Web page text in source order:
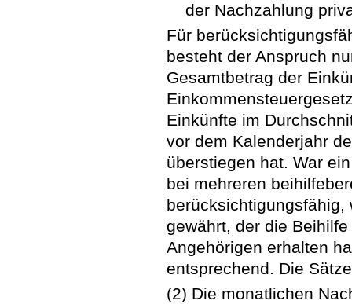
der Nachzahlung
Für
besteht der Anspruch
Gesamtbetrag der
Einkünfte im
vor dem Kalenderjahr
überstiegen hat. War
bei mehreren
berücksichtigungsfähig,
gewährt, der die
Angehörigen erhalten
entsprechend. Die
(2) Die monatlichen